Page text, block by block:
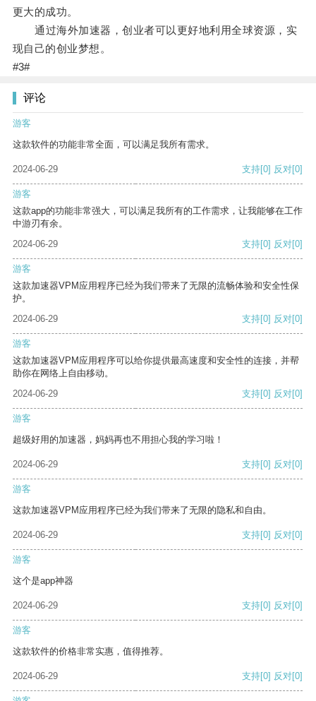
更大的成功。
通过海外加速器，创业者可以更好地利用全球资源，实
现自己的创业梦想。
#3#
评论
游客
这款软件的功能非常全面，可以满足我所有需求。
2024-06-29 支持[0] 反对[0]
游客
这款app的功能非常强大，可以满足我所有的工作需求，让我能够在工作
中游刃有余。
2024-06-29
支持[0] 反对[0]
游客
这款加速器VPM应用程序已经为我们带来了无限的流畅体验和安全性保
护。
2024-06-29
支持[0] 反对[0]
游客
这款加速器VPM应用程序可以给你提供最高速度和安全性的连接，并帮
助你在网络上自由移动。
2024-06-29
支持[0] 反对[0]
游客
超级好用的加速器，妈妈再也不用担心我的学习啦！
2024-06-29 支持[0] 反对[0]
游客
这款加速器VPM应用程序已经为我们带来了无限的隐私和自由。
2024-06-29 支持[0] 反对[0]
游客
这个是app神器
2024-06-29 支持[0] 反对[0]
游客
这款软件的价格非常实惠，值得推荐。
2024-06-29 支持[0] 反对[0]